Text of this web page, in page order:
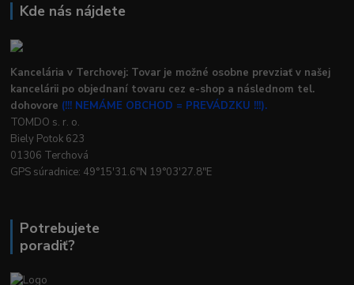
Kde nás nájdete
Kancelária v Terchovej: Tovar je možné osobne prevziať v našej
kancelárii po objednaní tovaru cez e-shop a následnom tel.
dohovore (!!! NEMÁME OBCHOD = PREVÁDZKU !!!).
TOMDO s. r. o.
Biely Potok 623
01306 Terchová
GPS súradnice: 49°15'31.6"N 19°03'27.8"E
Potrebujete
poradiť?